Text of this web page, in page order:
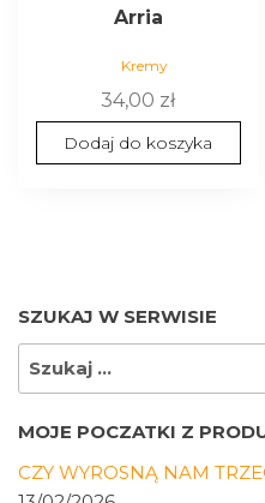
Arria
Kremy
34,00 zł
Dodaj do koszyka
SZUKAJ W SERWISIE
SZUKAJ:
MOJE POCZATKI Z
CZY WYROSNĄ NAM